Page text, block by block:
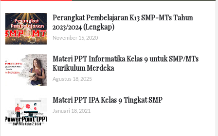
Perangkat Pembelajaran K13 SMP-MTs Tahun
2023/2024 (Lengkap)
November 15, 2020
Materi PPT Informatika Kelas 9 untuk SMP/MTs
Kurikulum Merdeka
Agustus 18, 2025
Materi PPT IPA Kelas 9 Tingkat SMP
Januari 18, 2021